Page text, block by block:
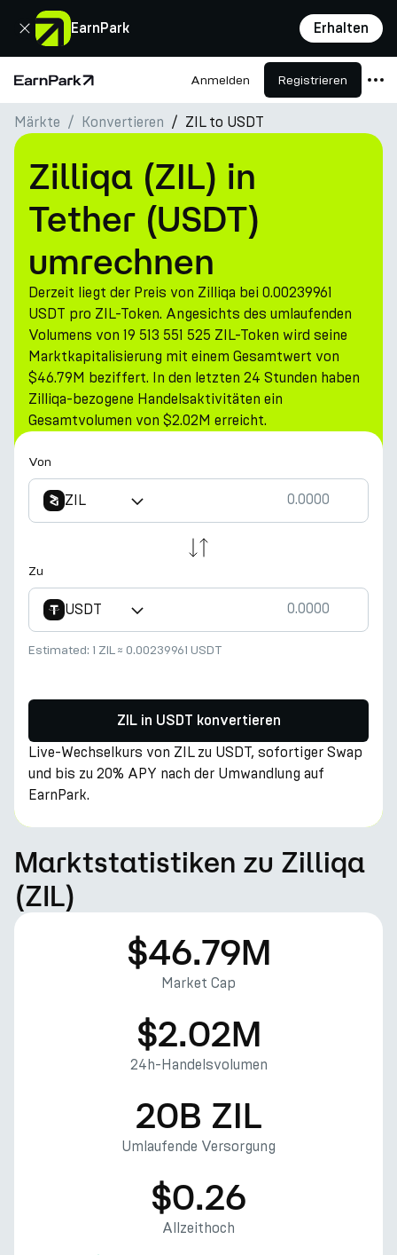
EarnPark Erhalten
Schließen
Startseite Anmelden Registrieren
Produkte
Märkte
Rechner
PARK Token
Ressourcen
Unternehmen
Märkte Konvertieren ZIL to USDT
Zilliqa (ZIL) in
Tether (USDT)
umrechnen
Derzeit liegt der Preis von Zilliqa bei 0.00239961
USDT pro ZIL-Token. Angesichts des umlaufenden
Volumens von 19 513 551 525 ZIL-Token wird seine
Marktkapitalisierung mit einem Gesamtwert von
$46.79M beziffert. In den letzten 24 Stunden haben
Zilliqa-bezogene Handelsaktivitäten ein
Gesamtvolumen von $2.02M erreicht.
Von
ZIL
Zu
USDT
Estimated: 1 ZIL≈ 0.00239961 USDT
ZIL in USDT konvertieren
Live-Wechselkurs von ZIL zu USDT, sofortiger Swap
und bis zu 20% APY nach der Umwandlung auf
EarnPark.
Marktstatistiken zu Zilliqa
(ZIL)
$46.79M
Market Cap
$2.02M
24h-Handelsvolumen
20B ZIL
Umlaufende Versorgung
$0.26
Allzeithoch